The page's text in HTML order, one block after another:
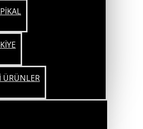
ÜRÜNLER